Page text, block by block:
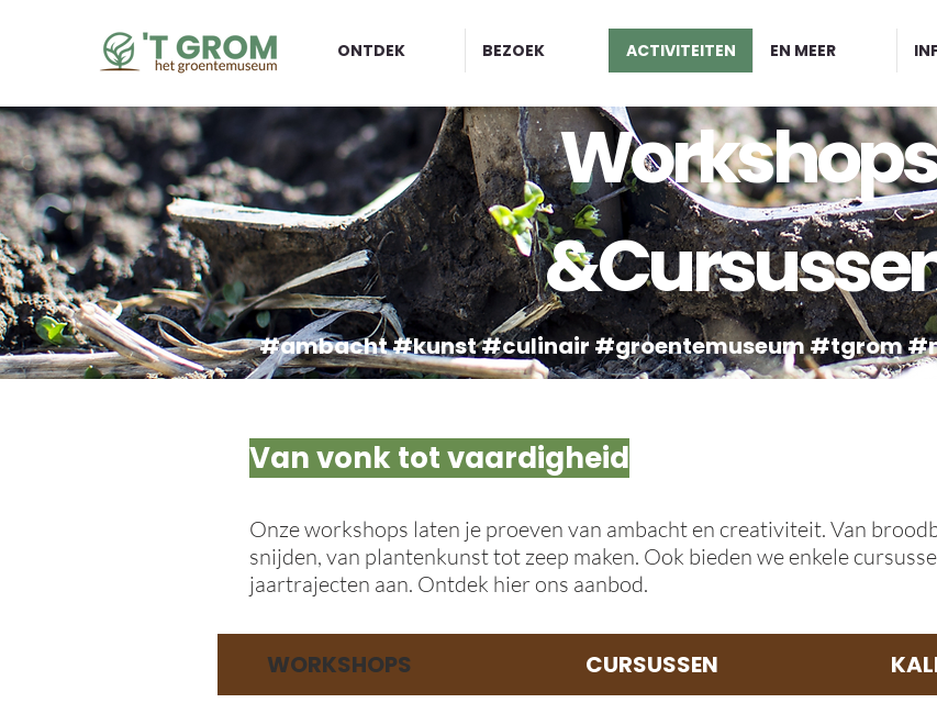
ONTDEK BEZOEK ACTIVITEITEN EN MEER
Workshops
#ambacht #kunst #culinair #groentemuseum #tgrom
Van vonk tot vaardigheid
Onze workshops laten je proeven van ambacht en creativiteit. Van
snijden, van plantenkunst tot zeep maken. Ook bieden we enkele
jaartrajecten aan. Ontdek hier ons aanbod.
WORKSHOPS CURSUSSEN